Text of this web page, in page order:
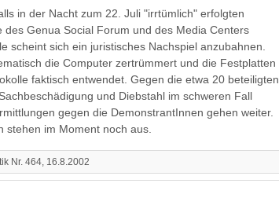
in der Nacht zum 22. Juli "irrtümlich" erfolgten
des Genua Social Forum und des Media Centers
scheint sich ein juristisches Nachspiel anzubahnen.
die Computer zertrümmert und die Festplatten
faktisch entwendet. Gegen die etwa 20 beteiligten
und Diebstahl im schweren Fall
gegen die DemonstrantInnen gehen weiter.
stehen im Moment noch aus.
Nr. 464, 16.8.2002